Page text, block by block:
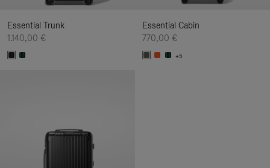
Essential Trunk
1.140,00 €
Essential Cabin
770,00 €
+5